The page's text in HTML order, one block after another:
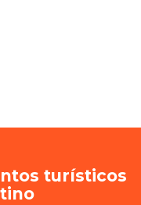
turísticos